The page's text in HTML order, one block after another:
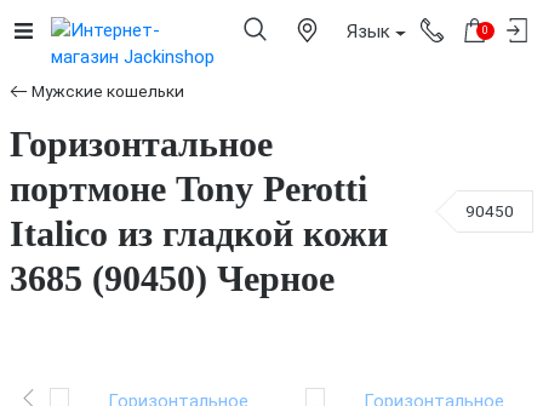
Язык 0
Мужские кошельки
Горизонтальное
портмоне Tony Perotti
Italico из гладкой кожи
3685 (90450) Черное
90450